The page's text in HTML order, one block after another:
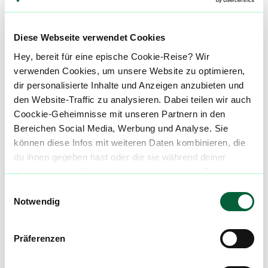
Diese Webseite verwendet Cookies
Hey, bereit für eine epische Cookie-Reise? Wir
verwenden Cookies, um unsere Website zu optimieren,
dir personalisierte Inhalte und Anzeigen anzubieten und
den Website-Traffic zu analysieren. Dabei teilen wir auch
Coockie-Geheimnisse mit unseren Partnern in den
Bereichen Social Media, Werbung und Analyse. Sie
können diese Infos mit weiteren Daten kombinieren, die
du ihnen gegeben hast oder die sie während deiner
wilden Internet-Abenteuer gesammelt haben. Begleite
Notwendig
Präferenzen
Rezept Ratgeber
Kontakt
THC RHEINLAND (Kleeblatt Apotheke,
Düsseldorf Heerdt)
Schiessstr. 31
40549 Düsseldorf
E-Mail:cannabis@kleeblattapotheken.de
Telefon: 0211-98740004